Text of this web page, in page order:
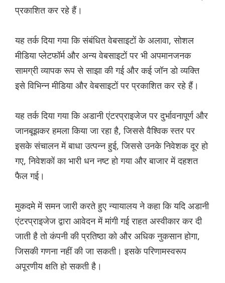
प्रकाशित कर रहे हैं।
यह तर्क दिया गया कि संबंधित वेबसाइटों के अलावा, सोशल
मीडिया प्लेटफॉर्म और अन्य वेबसाइटों पर भी अपमानजनक
सामग्री व्यापक रूप से साझा की गई और कई जॉन डो व्यक्ति
इसे विभिन्न मीडिया और वेबसाइटों पर प्रकाशित कर रहे हैं।
यह तर्क दिया गया कि अडानी एंटरप्राइजेज पर दुर्भावनापूर्ण और
जानबूझकर हमला किया जा रहा है, जिससे वैश्विक स्तर पर
इसके संचालन में बाधा उत्पन्न हुई, जिससे उनके निवेशक दूर हो
गए, निवेशकों का भारी धन नष्ट हो गया और बाजार में दहशत
फैल गई।
मुकदमे में समन जारी करते हुए न्यायालय ने कहा कि यदि अडानी
एंटरप्राइजेज द्वारा आवेदन में मांगी गई राहत अस्वीकार कर दी
जाती है तो कंपनी की प्रतिष्ठा को और अधिक नुकसान होगा,
जिसकी गणना नहीं की जा सकती। इसके परिणामस्वरूप
अपूरणीय क्षति हो सकती है।